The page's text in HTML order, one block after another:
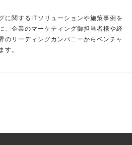
に関するITソリューションや施策事例を
、企業のマーケティング御担当者様や経
のリーディングカンパニーからベンチャ
す。